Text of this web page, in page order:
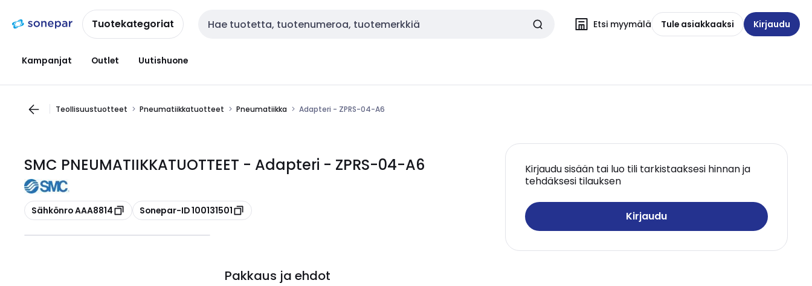
navigointiinsisältöönTuotekategoriat Haku Etsi myymälä Tule asiakkaaksi Kirjaudu
Kampanjat Outlet Uutishuone
Teollisuustuotteet Pneumatiikkatuotteet Pneumatiikka Adapteri - ZPRS-04-A6
SMC PNEUMATIIKKATUOTTEET - Adapteri - ZPRS-04-A6
Kopioi
Sähkönro AAA8814 Kopioi
Sonepar-ID 100131501
Kirjaudu sisään tai luo tili tarkistaaksesi hinnan ja
tehdäksesi tilauksen
Kirjaudu
Pakkaus ja ehdot